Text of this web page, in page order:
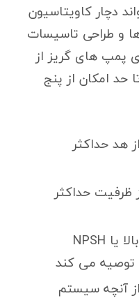
دچار کاویتاسیون
و طراحی تاسیسات
پمپ های گریز از
حد امکان از پنج
هد حداکثر
ظرفیت حداکثر
لیفت های مکش خیلی بالا یا NPSH
توصیه می کند
از آنچه سیستم